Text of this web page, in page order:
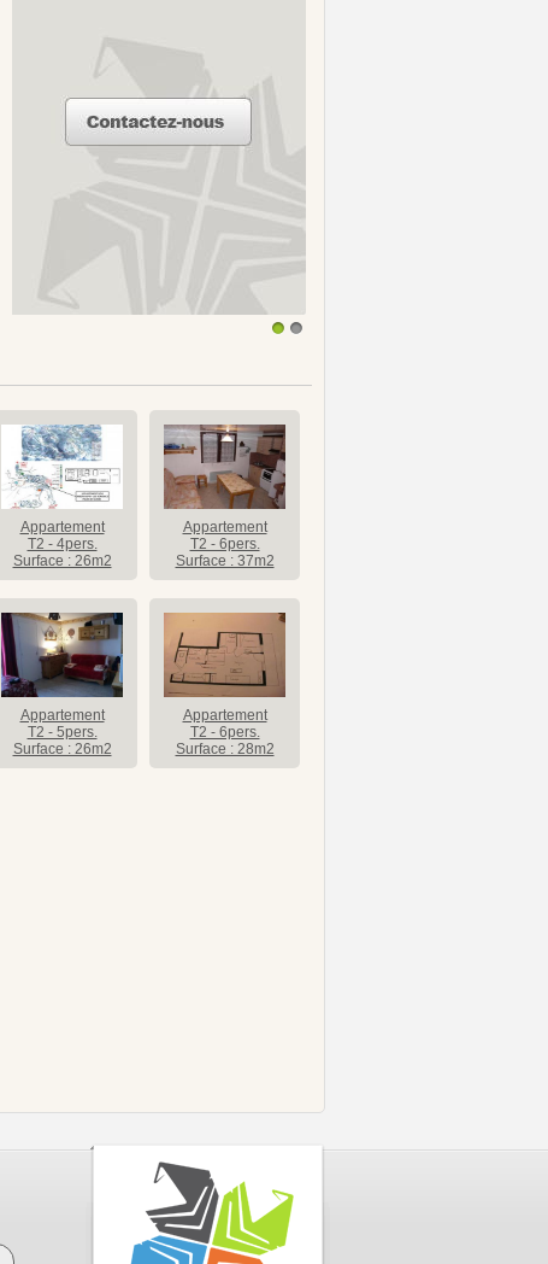
Appartement
T2 - 4pers.
Surface : 26m2
Appartement
T2 - 6pers.
Surface : 37m2
Appartement
T2 - 5pers.
Surface : 26m2
Appartement
T2 - 6pers.
Surface : 28m2